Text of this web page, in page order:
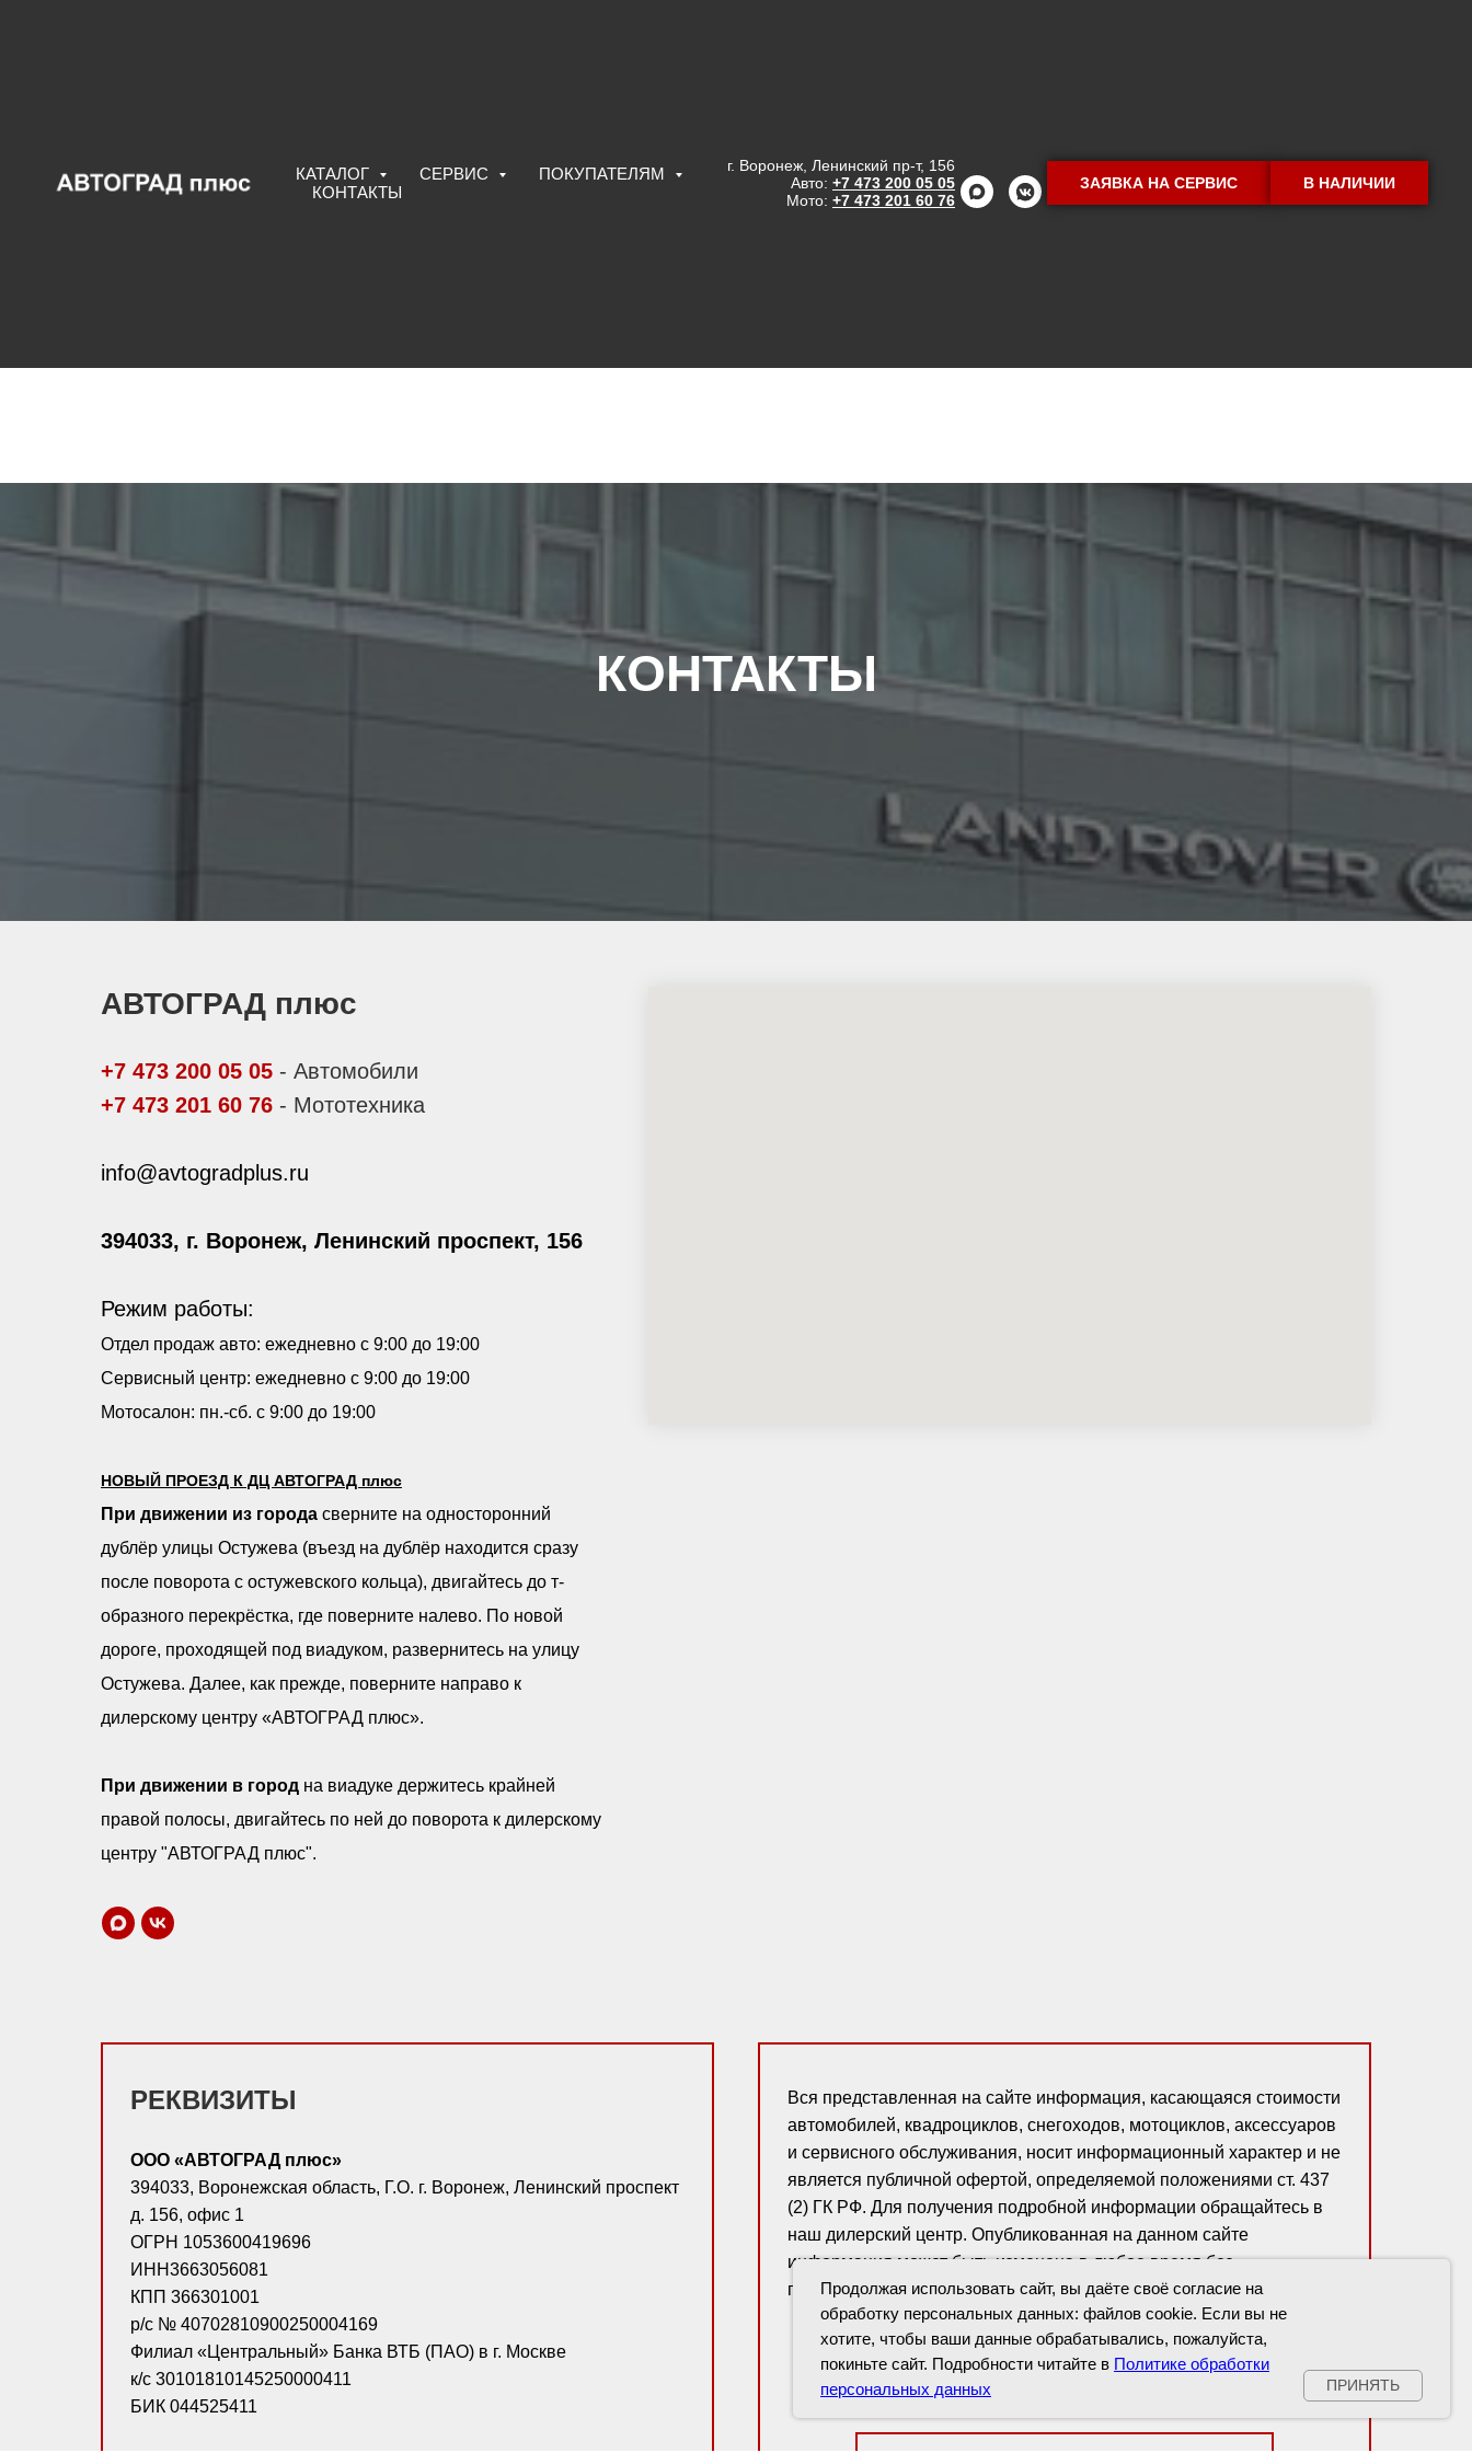
Продолжая использовать сайт, вы даёте своё согласие на
обработку персональных данных: файлов cookie. Если вы не
хотите, чтобы ваши данные обрабатывались, пожалуйста,
покиньте сайт. Подробности читайте в Политике обработки
персональных данных
ПРИНЯТЬ
КАТАЛОГ CЕРВИС
ПОКУПАТЕЛЯМ
КОНТАКТЫ
г. Воронеж, Ленинский пр-т, 156
Авто: +7 473 200 05 05
Мото: +7 473 201 60 76
ЗАЯВКА НА СЕРВИС В НАЛИЧИИ
КОНТАКТЫ
АВТОГРАД плюс
+7 473 200 05 05 - Автомобили
+7 473 201 60 76 - Мототехника
info@avtogradplus.ru
394033, г. Воронеж, Ленинский проспект, 156
Режим работы:
Отдел продаж авто: ежедневно с 9:00 до 19:00
Сервисный центр: ежедневно с 9:00 до 19:00
Мотосалон: пн.-сб. с 9:00 до 19:00
НОВЫЙ ПРОЕЗД К ДЦ АВТОГРАД плюс
При движении из города сверните на односторонний
дублёр улицы Остужева (въезд на дублёр находится сразу
после поворота с остужевского кольца), двигайтесь до т-
образного перекрёстка, где поверните налево. По новой
дороге, проходящей под виадуком, развернитесь на улицу
Остужева. Далее, как прежде, поверните направо к
дилерскому центру «АВТОГРАД плюс».
При движении в город на виадуке держитесь крайней
правой полосы, двигайтесь по ней до поворота к дилерскому
центру "АВТОГРАД плюс".
РЕКВИЗИТЫ
ООО «АВТОГРАД плюс»
394033, Воронежская область, Г.О. г. Воронеж, Ленинский проспект
д. 156, офис 1
ОГРН 1053600419696
ИНН3663056081
КПП 366301001
р/с № 40702810900250004169
Филиал «Центральный» Банка ВТБ (ПАО) в г. Москве
к/с 30101810145250000411
БИК 044525411
Вся представленная на сайте информация, касающаяся стоимости
автомобилей, квадроциклов, снегоходов, мотоциклов, аксессуаров
и сервисного обслуживания, носит информационный характер и не
является публичной офертой, определяемой положениями ст. 437
(2) ГК РФ. Для получения подробной информации обращайтесь в
наш дилерский центр. Опубликованная на данном сайте
информация может быть изменена в любое время без
предварительного уведомления.